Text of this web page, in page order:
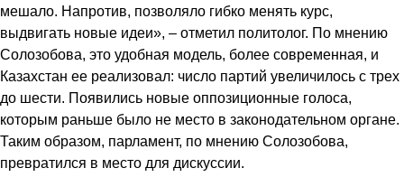
мешало. Напротив, позволяло гибко менять курс,
выдвигать новые идеи», – отметил политолог. По мнению
Солозобова, это удобная модель, более современная, и
Казахстан ее реализовал: число партий увеличилось с трех
до шести. Появились новые оппозиционные голоса,
которым раньше было не место в законодательном органе.
Таким образом, парламент, по мнению Солозобова,
превратился в место для дискуссии.